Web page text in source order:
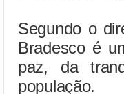
Segundo o
Bradesco é
paz, da
população.